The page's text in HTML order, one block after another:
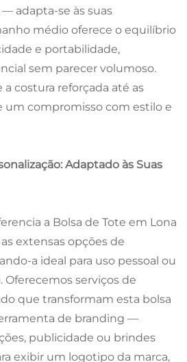
adapta-se às suas
médio oferece o equilíbrio
e portabilidade,
sem parecer volumoso.
a costura reforçada até as
um compromisso com estilo e
Adaptado às Suas
a Bolsa de Tote em Lona
extensas opções de
a ideal para uso pessoal ou
Oferecemos serviços de
que transformam esta bolsa
de branding —
publicidade ou brindes
exibir um logotipo da marca,